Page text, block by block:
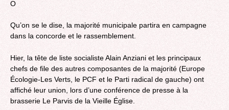
O
Qu’on se le dise, la majorité municipale partira en campagne
dans la concorde et le rassemblement.
Hier, la tête de liste socialiste Alain Anziani et les principaux
chefs de file des autres composantes de la majorité (Europe
Écologie-Les Verts, le PCF et le Parti radical de gauche) ont
affiché leur union, lors d’une conférence de presse à la
brasserie Le Parvis de la Vieille Église.